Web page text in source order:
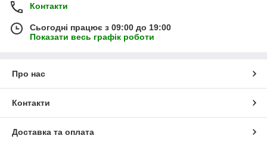
Контакти
Сьогодні працює з 09:00 до 19:00
Показати весь графік роботи
Про нас
Контакти
Доставка та оплата